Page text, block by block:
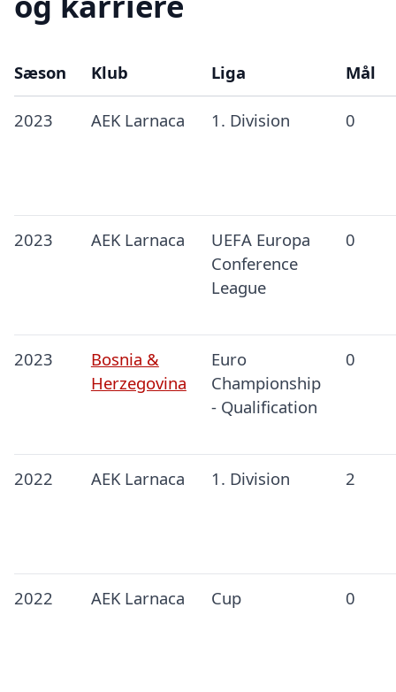
Sæson Klub Liga Mål
2023 AEK Larnaca 1. Division 0
2023 AEK Larnaca
UEFA Europa
Conference
League
0
2023
Bosnia &
Herzegovina
Euro
Championship
- Qualification
0
2022 AEK Larnaca 1. Division 2
2022 AEK Larnaca Cup 0